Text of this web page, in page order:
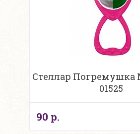
Стеллар Погремушка
01525
90 р.